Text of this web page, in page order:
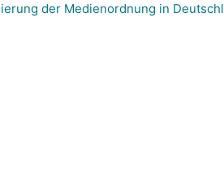
der Medienordnung in